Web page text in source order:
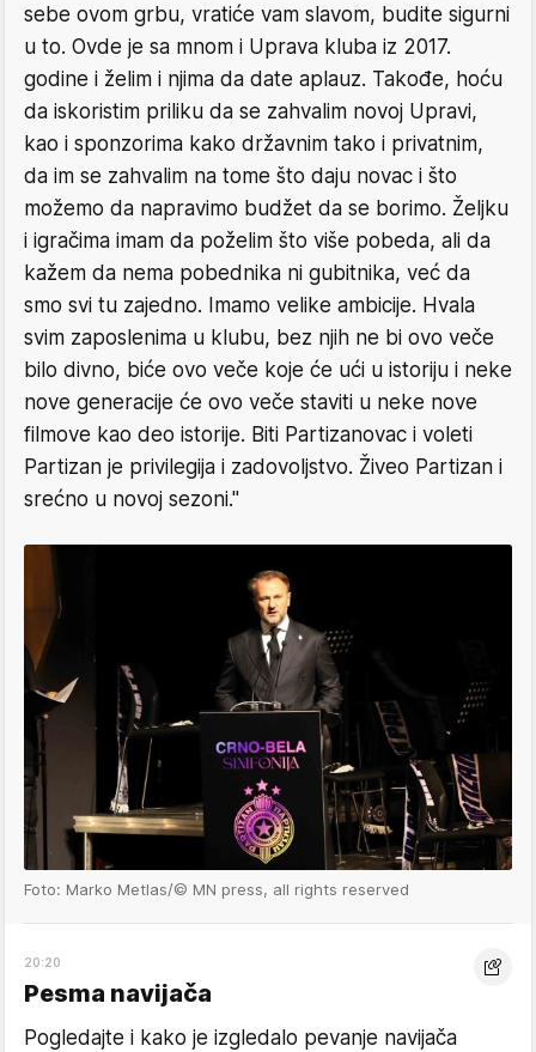
sebe ovom grbu, vratiće vam slavom, budite sigurni
u to. Ovde je sa mnom i Uprava kluba iz 2017.
godine i želim i njima da date aplauz. Takođe, hoću
da iskoristim priliku da se zahvalim novoj Upravi,
kao i sponzorima kako državnim tako i privatnim,
da im se zahvalim na tome što daju novac i što
možemo da napravimo budžet da se borimo. Željku
i igračima imam da poželim što više pobeda, ali da
kažem da nema pobednika ni gubitnika, već da
smo svi tu zajedno. Imamo velike ambicije. Hvala
svim zaposlenima u klubu, bez njih ne bi ovo veče
bilo divno, biće ovo veče koje će ući u istoriju i neke
nove generacije će ovo veče staviti u neke nove
filmove kao deo istorije. Biti Partizanovac i voleti
Partizan je privilegija i zadovoljstvo. Živeo Partizan i
srećno u novoj sezoni."
Foto: Marko Metlas/© MN press, all rights reserved
20:20
Pesma navijača
Pogledajte i kako je izgledalo pevanje navijača